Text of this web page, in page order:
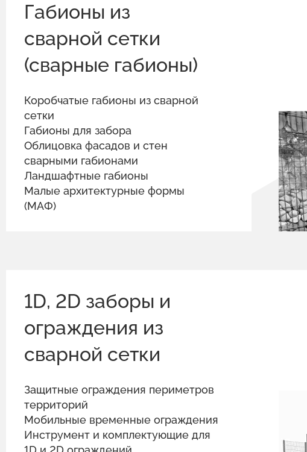
Габионы из
сварной сетки
(сварные габионы)
Коробчатые габионы из сварной
сетки
Габионы для забора
Облицовка фасадов и стен
сварными габионами
Ландшафтные габионы
Малые архитектурные формы
(МАФ)
1D, 2D заборы и
ограждения из
сварной сетки
Защитные ограждения периметров
территорий
Мобильные временные ограждения
Инструмент и комплектующие для